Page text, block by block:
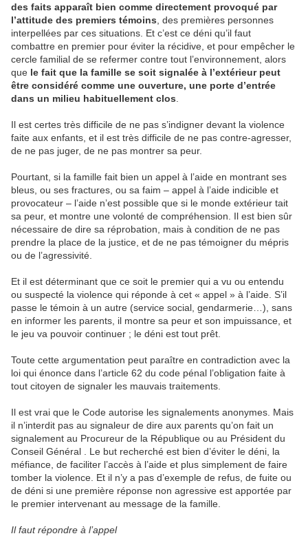
des faits apparaît bien comme directement provoqué par
l’attitude des premiers témoins , des premières personnes
interpellées par ces situations. Et c’est ce déni qu’il faut
combattre en premier pour éviter la récidive, et pour empêcher le
cercle familial de se refermer contre tout l’environnement, alors
que le fait que la famille se soit signalée à l’extérieur peut
être considéré comme une ouverture, une porte d’entrée
dans un milieu habituellement clos
Il est certes très difficile de ne pas s’indigner devant la violence
faite aux enfants, et il est très difficile de ne pas contre-agresser,
de ne pas juger, de ne pas montrer sa peur.
Pourtant, si la famille fait bien un appel à l’aide en montrant ses
bleus, ou ses fractures, ou sa faim – appel à l’aide indicible et
provocateur – l’aide n’est possible que si le monde extérieur tait
sa peur, et montre une volonté de compréhension. Il est bien sûr
nécessaire de dire sa réprobation, mais à condition de ne pas
prendre la place de la justice, et de ne pas témoigner du mépris
ou de l’agressivité.
Et il est déterminant que ce soit le premier qui a vu ou entendu
ou suspecté la violence qui réponde à cet « appel » à l’aide. S’il
passe le témoin à un autre (service social, gendarmerie…), sans
en informer les parents, il montre sa peur et son impuissance, et
le jeu va pouvoir continuer ; le déni est tout prêt.
Toute cette argumentation peut paraître en contradiction avec la
loi qui énonce dans l’article 62 du code pénal l’obligation faite à
tout citoyen de signaler les mauvais traitements.
Il est vrai que le Code autorise les signalements anonymes. Mais
il n’interdit pas au signaleur de dire aux parents qu’on fait un
signalement au Procureur de la République ou au Président du
Conseil Général . Le but recherché est bien d’éviter le déni, la
méfiance, de faciliter l’accès à l’aide et plus simplement de faire
tomber la violence. Et il n’y a pas d’exemple de refus, de fuite ou
de déni si une première réponse non agressive est apportée par
le premier intervenant au message de la famille.
Il faut répondre à l’appel